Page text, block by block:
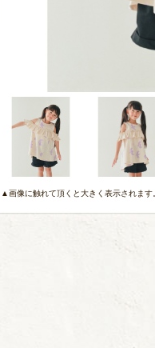
▲画像に触れて頂くと大きく表示されます